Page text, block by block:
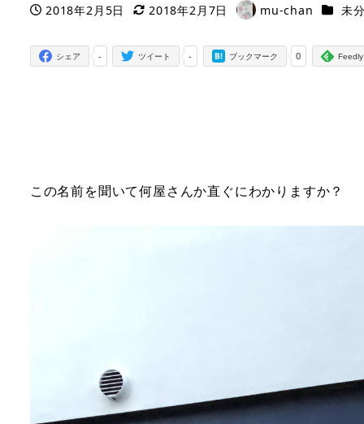
投稿日
2018年2月5日
更新日
2018年2月7日
著
mu-chan カテゴ
未
-
シェア -
ツイート 0
ブックマーク Feedly
この名前を聞いて何屋さんか直ぐにわかりますか？